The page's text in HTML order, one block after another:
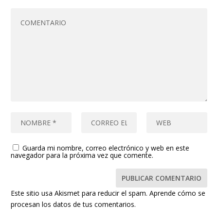
Guarda mi nombre, correo electrónico y web en este
navegador para la próxima vez que comente.
Este sitio usa Akismet para reducir el spam.Aprende cómo se
procesan los datos de tus comentarios.